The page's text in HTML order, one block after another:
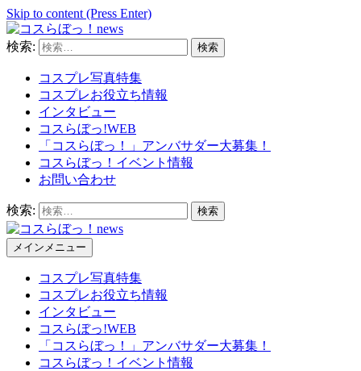
Skip to content (Press Enter)
コスらぼっ！news
検索:
コスプレ写真特集
コスプレお役立ち情報
インタビュー
コスらぼっ!WEB
「コスらぼっ！」アンバサダー大募集！
コスらぼっ！イベント情報
お問い合わせ
検索:
コスらぼっ！news
メインメニュー
コスプレ写真特集
コスプレお役立ち情報
インタビュー
コスらぼっ!WEB
「コスらぼっ！」アンバサダー大募集！
コスらぼっ！イベント情報